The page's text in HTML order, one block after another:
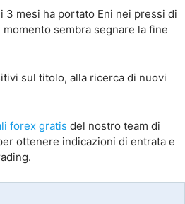
3 mesi ha portato Eni nei pressi di
sembra segnare la fine
sul titolo, alla ricerca di nuovi
forex gratis del nostro team di
ottenere indicazioni di entrata e